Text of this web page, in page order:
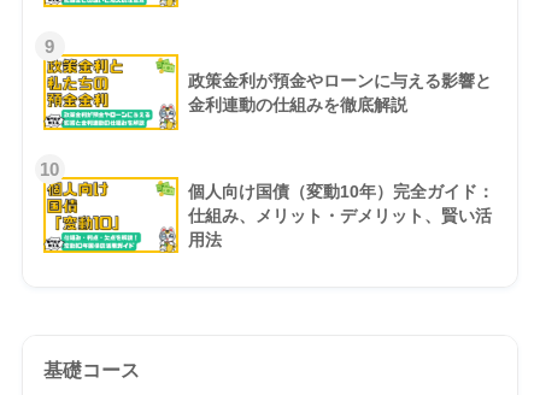
9
政策金利が預金やローンに与える影響と
金利連動の仕組みを徹底解説
10
個人向け国債（変動10年）完全ガイド：
仕組み、メリット・デメリット、賢い活
用法
基礎コース